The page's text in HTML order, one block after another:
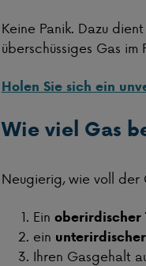
Keine Panik. Dazu
überschüssiges Gas
Holen Sie sich ein
Wie viel Gas
Neugierig, wie voll der
Ein oberirdischer
ein
Ihren Gasgehalt